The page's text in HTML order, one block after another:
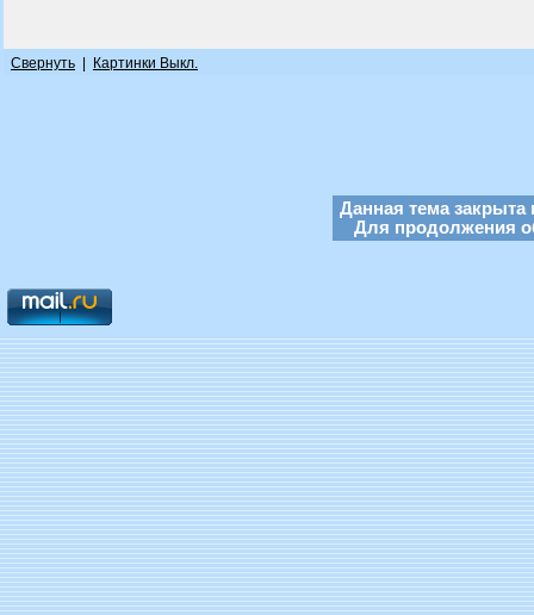
Свернуть Картинки Выкл.
Данная тема закрыта
Для продолжения